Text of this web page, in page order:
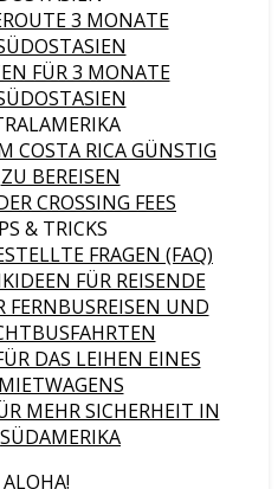
3 MONATE
FÜR 3 MONATE
COSTA RICA GÜNSTIG
ZU BEREISEN
CROSSING FEES
& TRICKS
FRAGEN (FAQ)
FÜR REISENDE
FERNBUSREISEN UND
DAS LEIHEN EINES
MIETWAGENS
MEHR SICHERHEIT IN
SÜDAMERIKA
ALOHA!